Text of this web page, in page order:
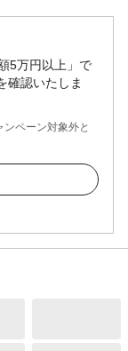
5万円以上」で
確認いたしま
ペーン対象外と